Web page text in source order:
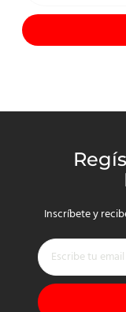
Inscríbete y